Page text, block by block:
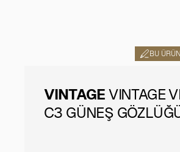
BU
VINTAGE VINTAGE
C3 GÜNEŞ